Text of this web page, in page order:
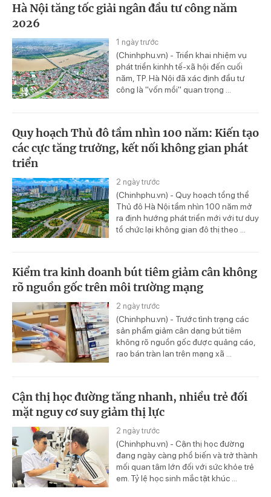
Hà Nội tăng tốc giải ngân đầu tư công năm
2026
1 ngày trước
(Chinhphu.vn) - Triển khai nhiệm vụ
phát triển kinhh tế-xã hội đến cuối
năm, TP. Hà Nội đã xác định đầu tư
công là "vốn mồi" quan trọng ...
Quy hoạch Thủ đô tầm nhìn 100 năm: Kiến tạo
các cực tăng trưởng, kết nối không gian phát
triển
2 ngày trước
(Chinhphu.vn) - Quy hoạch tổng thể
Thủ đô Hà Nội tầm nhìn 100 năm mở
ra định hướng phát triển mới với tư duy
tổ chức lại không gian đô thị theo ...
Kiểm tra kinh doanh bút tiêm giảm cân không
rõ nguồn gốc trên môi trường mạng
2 ngày trước
(Chinhphu.vn) - Trước tình trạng các
sản phẩm giảm cân dạng bút tiêm
không rõ nguồn gốc được quảng cáo,
rao bán tràn lan trên mạng xã ...
Cận thị học đường tăng nhanh, nhiều trẻ đối
mặt nguy cơ suy giảm thị lực
2 ngày trước
(Chinhphu.vn) - Cận thị học đường
đang ngày càng phổ biến và trở thành
mối quan tâm lớn đối với sức khỏe trẻ
em. Tỷ lệ học sinh mắc tật khúc ...